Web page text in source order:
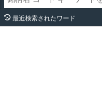
最近検索されたワード